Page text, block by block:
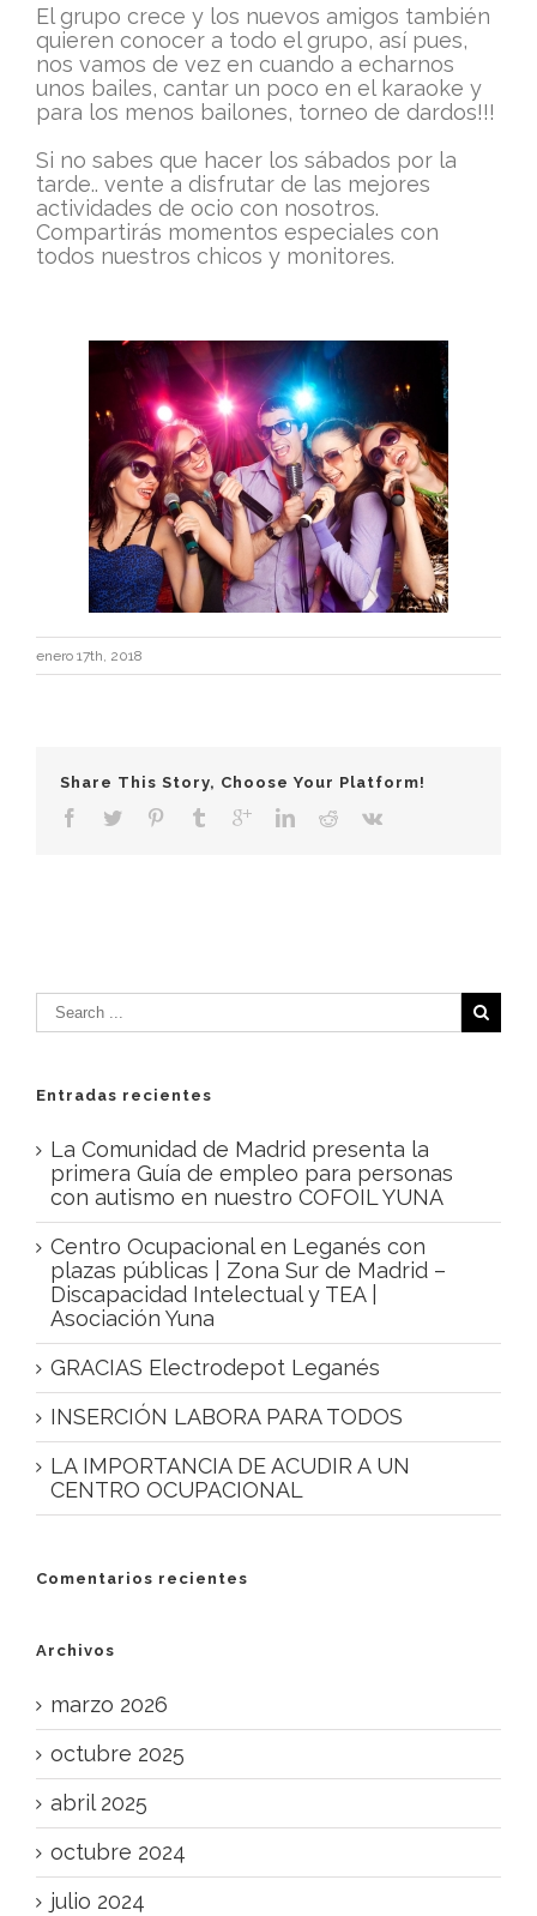
El grupo crece y los nuevos amigos también
quieren conocer a todo el grupo, así pues,
nos vamos de vez en cuando a echarnos
unos bailes, cantar un poco en el karaoke y
para los menos bailones, torneo de dardos!!!
Si no sabes que hacer los sábados por la
tarde.. vente a disfrutar de las mejores
actividades de ocio con nosotros.
Compartirás momentos especiales con
todos nuestros chicos y monitores.
enero 17th, 2018
Share This Story, Choose Your Platform!
Entradas recientes
La Comunidad de Madrid presenta la
primera Guía de empleo para personas
con autismo en nuestro COFOIL YUNA
Centro Ocupacional en Leganés con
plazas públicas | Zona Sur de Madrid –
Discapacidad Intelectual y TEA |
Asociación Yuna
GRACIAS Electrodepot Leganés
INSERCIÓN LABORA PARA TODOS
LA IMPORTANCIA DE ACUDIR A UN
CENTRO OCUPACIONAL
Comentarios recientes
Archivos
marzo 2026
octubre 2025
abril 2025
octubre 2024
julio 2024